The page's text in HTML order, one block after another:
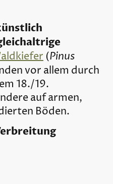
(Pinus
vor allem durch
18./19.
auf armen,
Böden.